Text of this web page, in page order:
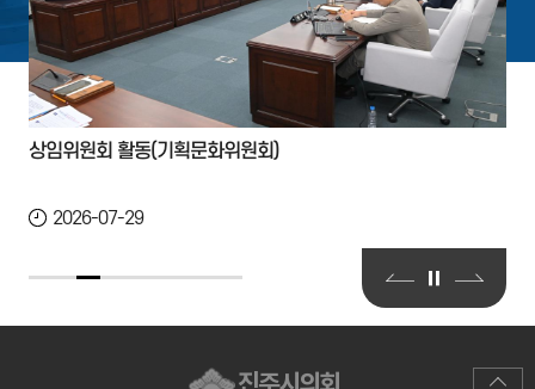
상임위원회 활동(기획문화위원회)
2026-07-29